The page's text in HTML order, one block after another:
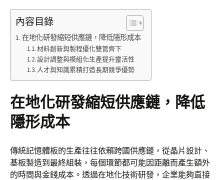
內容目錄
在地化研發縮短供應鏈，降低隱形成本
材料創新與製程優化雙管齊下
設計調整與模組化生產提升靈活性
人才與知識累積打造長期競爭優勢
在地化研發縮短供應鏈，降低
隱形成本
傳統記憶體板的生產往往依賴跨國供應鏈，從晶片設計、
基板製造到最終組裝，每個環節都可能因距離而產生額外
的時間與金錢成本。透過在地化技術研發，企業能夠直接